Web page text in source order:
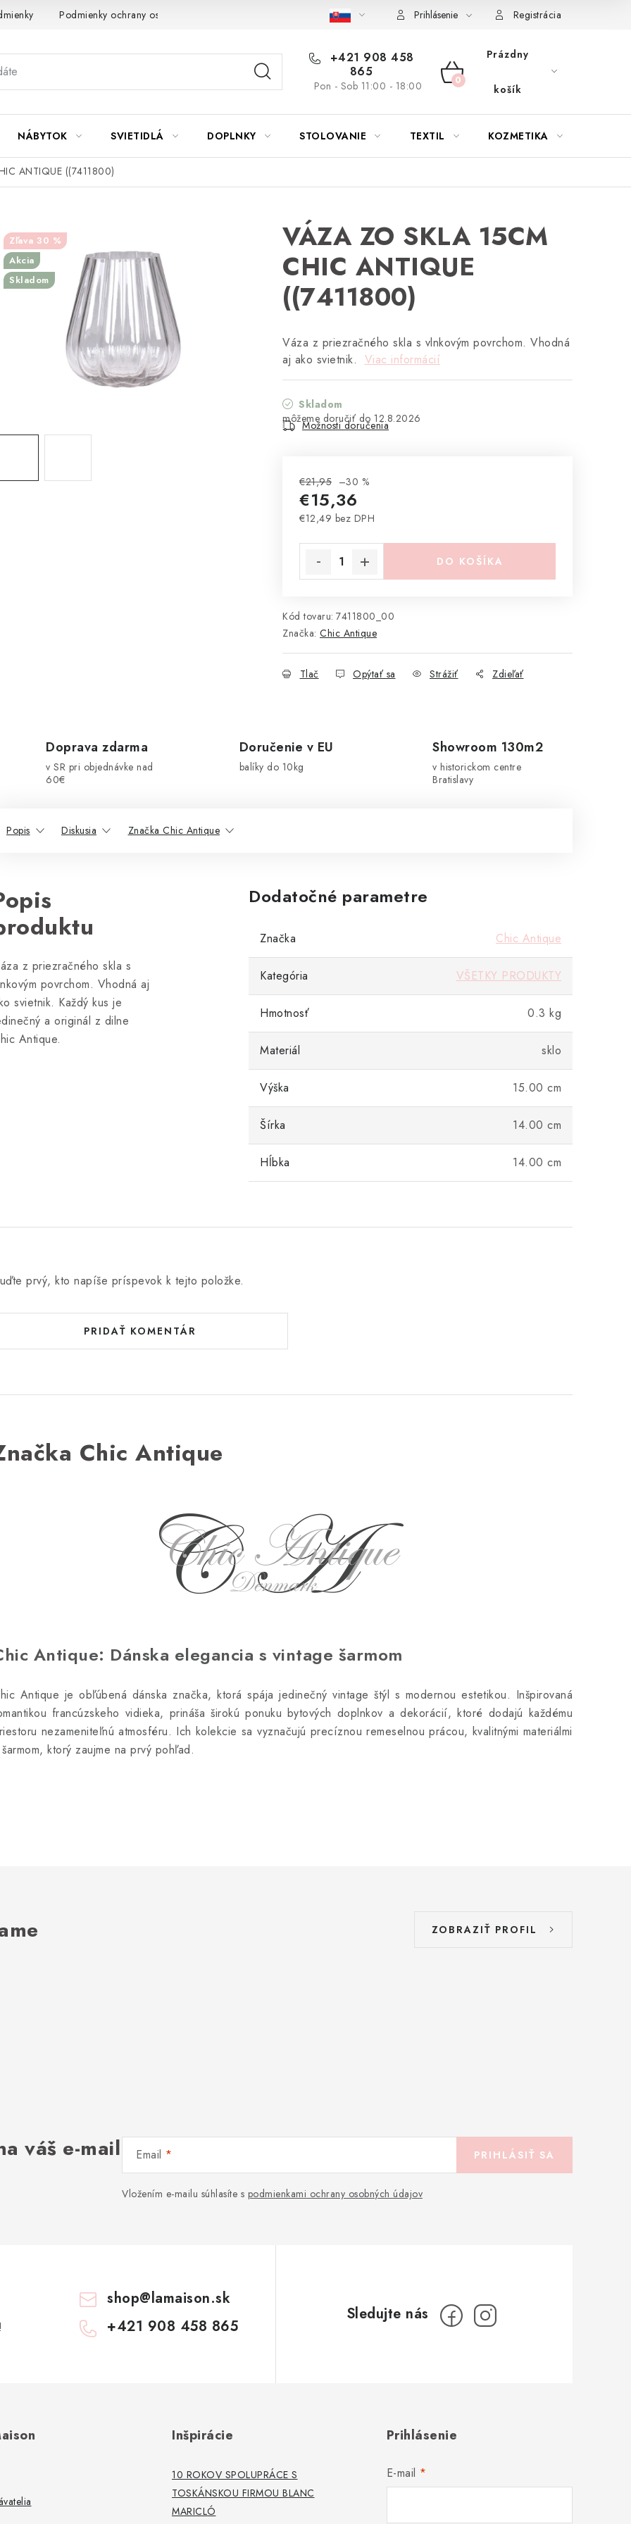
Podmienky ochrany osobných údajov Návod na údržbu nábytku Reklamačný poriadok Pravidlá zliav a akcií
Prihlásenie Registrácia
+421 908 458
865
Pon - Sob 11:00 - 18:00
NÁKUPNÝ
Prázdny
košík
NÁBYTOK SVIETIDLÁ DOPLNKY STOLOVANIE TEXTIL KOZMETIKA
ANTIQUE ((7411800)
VÁZA ZO SKLA 15CM
CHIC ANTIQUE
((7411800)
Váza z priezračného skla s vlnkovým povrchom. Vhodná
aj ako svietnik. Viac informácií
Skladom
12.8.2026
Možnosti doručenia
€21,95 –30 %
€15,36
€12,49 bez DPH
DO KOŠÍKA
Kód tovaru: 7411800_00
Značka: Chic Antique
Tlač Opýtať sa Strážiť Zdieľať
30 %
Akcia
Skladom
Doprava zdarma
v SR pri objednávke nad
60€
Doručenie v EU
balíky do 10kg
Showroom 130m2
v historickom centre
Bratislavy
Popis Diskusia Značka Chic Antique
z priezračného skla s
povrchom. Vhodná aj
svietnik. Každý kus je
a originál z dilne
Antique.
Dodatočné parametre
Značka Chic Antique
Kategória VŠETKY PRODUKTY
Hmotnosť 0.3 kg
Materiál sklo
Výška 15.00 cm
Šírka 14.00 cm
Hĺbka 14.00 cm
prvý, kto napíše príspevok k tejto položke.
PRIDAŤ KOMENTÁR
Chic Antique
Antique: Dánska elegancia s vintage šarmom
Antique je obľúbená dánska značka, ktorá spája jedinečný vintage štýl s modernou estetikou. Inšpirovaná
francúzskeho vidieka, prináša širokú ponuku bytových doplnkov a dekorácií, ktoré dodajú každému
nezameniteľnú atmosféru. Ich kolekcie sa vyznačujú precíznou remeselnou prácou, kvalitnými materiálmi
ktorý zaujme na prvý pohľad.
ZOBRAZIŤ PROFIL
váš e-mail Email
Vložením e-mailu súhlasíte s podmienkami ochrany osobných údajov
PRIHLÁSIŤ SA
shop@lamaison.sk
+421 908 458 865
Inšpirácie
10 ROKOV SPOLUPRÁCE S
TOSKÁNSKOU FIRMOU BLANC
MARICLÓ
Prihlásenie
E-mail